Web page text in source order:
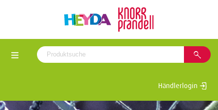
Händlerlogin